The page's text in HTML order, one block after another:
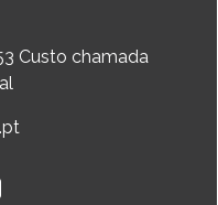
Custo chamada